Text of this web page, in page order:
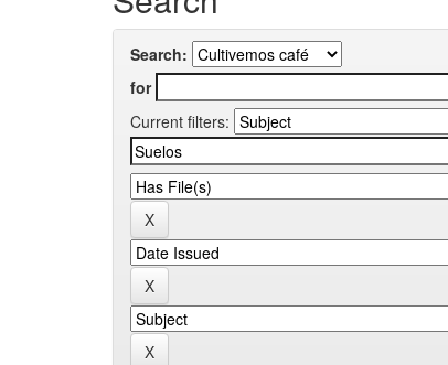
Search:
for
Current filters: